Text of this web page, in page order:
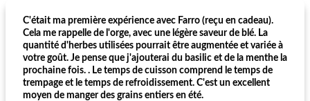
C'était ma première expérience avec Farro (reçu en cadeau).
Cela me rappelle de l'orge, avec une légère saveur de blé. La
quantité d'herbes utilisées pourrait être augmentée et variée à
votre goût. Je pense que j'ajouterai du basilic et de la menthe la
prochaine fois. . Le temps de cuisson comprend le temps de
trempage et le temps de refroidissement. C'est un excellent
moyen de manger des grains entiers en été.